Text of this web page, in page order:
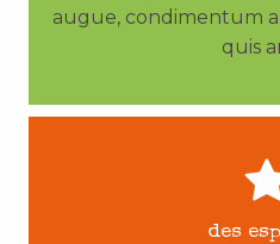
augue, condimentum
quis
des